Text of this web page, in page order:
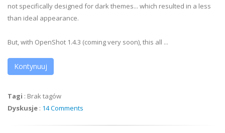
not specifically designed for dark themes... which resulted in a less
than ideal appearance.
But, with OpenShot 1.4.3 (coming very soon), this all ...
Kontynuuj
Tagi : Brak tagów
Dyskusje : 14 Comments